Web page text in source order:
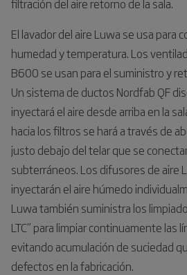
filtración del aire retorno de la sala.
El lavador del aire Luwa se usa para
humedad y temperatura. Los
B600 se usan para el suministro y
Un sistema de ductos Nordfab QF
inyectará el aire desde arriba en la
hacia los filtros se hará a través de
justo debajo del telar que se
subterráneos. Los difusores de aire
inyectarán el aire húmedo
Luwa también suministra los
LTC” para limpiar continuamente las
evitando acumulación de suciedad
defectos en la fabricación.